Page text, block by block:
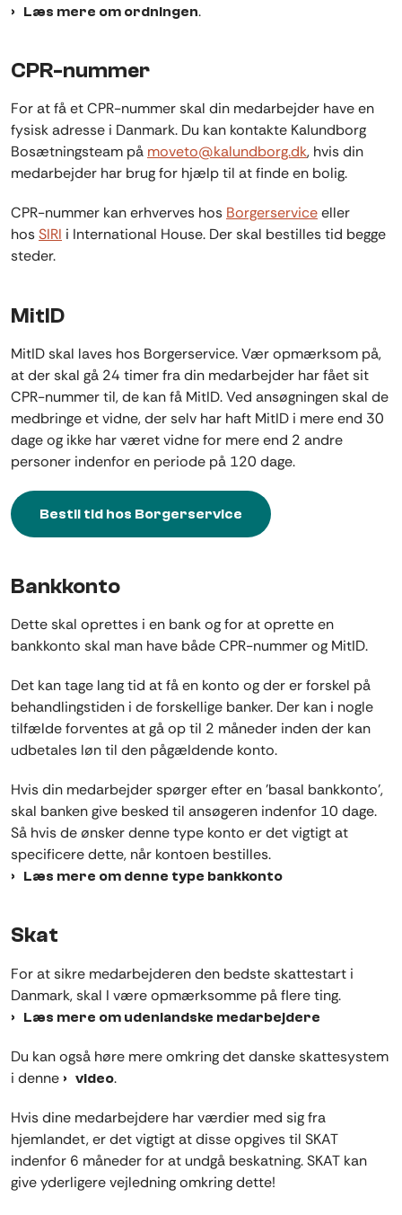
Læs mere om ordningen.
CPR-nummer
For at få et CPR-nummer skal din medarbejder have en
fysisk adresse i Danmark. Du kan kontakte Kalundborg
Bosætningsteam på moveto@kalundborg.dk, hvis din
medarbejder har brug for hjælp til at finde en bolig.
CPR-nummer kan erhverves hos Borgerserviceeller
hosSIRI i International House. Der skal bestilles tid begge
steder.
MitID
MitID skal laves hos Borgerservice. Vær opmærksom på,
at der skal gå 24 timer fra din medarbejder har fået sit
CPR-nummer til, de kan få MitID. Ved ansøgningen skal de
medbringe et vidne, der selv har haft MitID i mere end 30
dage og ikke har været vidne for mere end 2 andre
personer indenfor en periode på 120 dage.
Bestil tid hos Borgerservice
Bankkonto
Dette skal oprettes i en bank og for at oprette en
bankkonto skal man have både CPR-nummer og MitID.
Det kan tage lang tid at få en konto og der er forskel på
behandlingstiden i de forskellige banker. Der kan i nogle
tilfælde forventes at gå op til 2 måneder inden der kan
udbetales løn til den pågældende konto.
Hvis din medarbejder spørger efter en ’basal bankkonto’,
skal banken give besked til ansøgeren indenfor 10 dage.
Så hvis de ønsker denne type konto er det vigtigt at
specificere dette, når kontoen bestilles.
Læs mere om denne type bankkonto
Skat
For at sikre medarbejderen den bedste skattestart i
Danmark, skal I være opmærksomme på flere ting.
Læs mere om udenlandske medarbejdere
Du kan også høre mere omkring det danske skattesystem
i denne
video.
Hvis dine medarbejdere har værdier med sig fra
hjemlandet, er det vigtigt at disse opgives til SKAT
indenfor 6 måneder for at undgå beskatning. SKAT kan
give yderligere vejledning omkring dette!